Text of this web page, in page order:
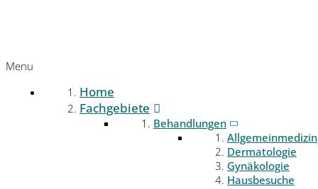
Menu
Home
Fachgebiete
Behandlungen
Allgemeinmedizin
Dermatologie
Gynäkologie
Hausbesuche